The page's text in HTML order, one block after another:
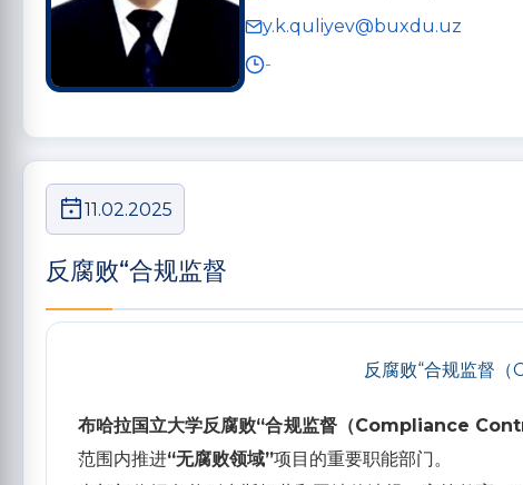
y.k.quliyev@buxdu.uz
-
11.02.2025
反腐败“合规监督
反腐败“合规监督
布哈拉国立大学反腐败“合规监督（Compliance
范围内推进“无腐败领域”项目的重要职能部门。